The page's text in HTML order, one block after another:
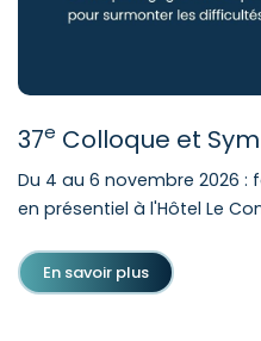
37e Colloque et
Du 4 au 6 novembre 2026 :
en présentiel à l'Hôtel Le
En savoir plus